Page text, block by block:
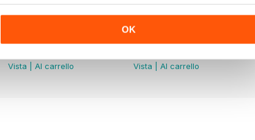
OK
Vista
Al carrello
April 2026
Vista
Al carrello